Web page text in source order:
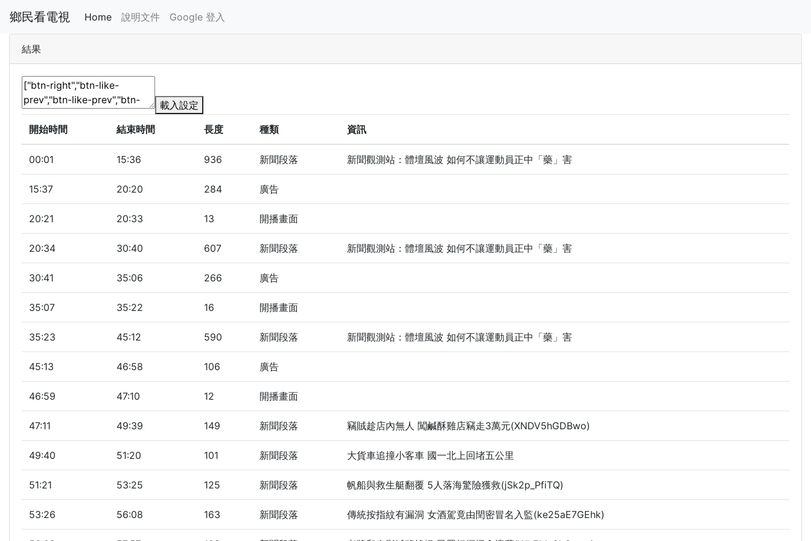
鄉民看電視 Home 說明文件 Google 登入
結果
載入設定
開始時間
結束時間 長度 種類 資訊
00:01 15:36 936 新聞段落 新聞觀測站：體壇風波 如何不讓運動員正中「藥」害
15:37 20:20 284 廣告
20:21 20:33 13 開播畫面
20:34 30:40 607 新聞段落 新聞觀測站：體壇風波 如何不讓運動員正中「藥」害
30:41 35:06 266 廣告
35:07 35:22 16 開播畫面
35:23 45:12 590 新聞段落 新聞觀測站：體壇風波 如何不讓運動員正中「藥」害
45:13 46:58 106 廣告
46:59 47:10 12 開播畫面
47:11 49:39 149 新聞段落 竊賊趁店內無人 闖鹹酥雞店竊走3萬元(XNDV5hGDBwo)
49:40 51:20 101 新聞段落 大貨車追撞小客車 國一北上回堵五公里
51:21 53:25 125 新聞段落 帆船與救生艇翻覆 5人落海驚險獲救(jSk2p_PfiTQ)
53:26 56:08 163 新聞段落 傳統按指紋有漏洞 女酒駕竟由閏密冒名入監(ke25aE7GEhk)